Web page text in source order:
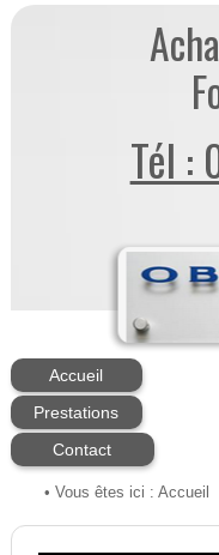
Tél :
Accueil
Prestations
Contact
• Vous êtes ici : Accueil